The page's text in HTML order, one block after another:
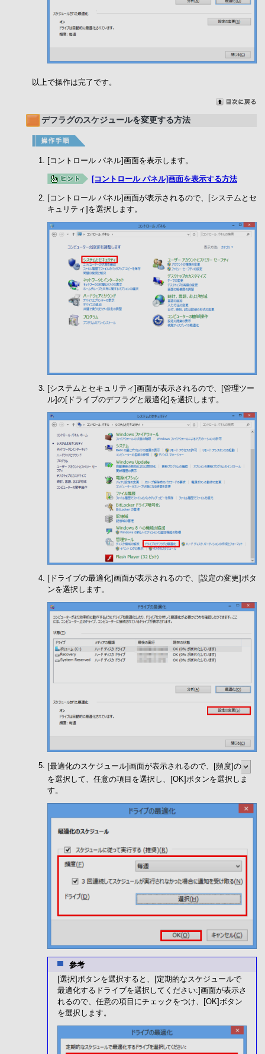
以上で操作は完了です。
デフラグのスケジュールを変更する方法
[コントロール パネル]画面を表示します。
[コントロール パネル]画面を表示する方法
[コントロール パネル]画面が表示されるので、[システムとセ
キュリティ]を選択します。
[システムとセキュリティ]画面が表示されるので、[管理ツー
ル]の[ドライブのデフラグと最適化]を選択します。
[ドライブの最適化]画面が表示されるので、[設定の変更]ボタ
ンを選択します。
[最適化のスケジュール]画面が表示されるので、[頻度]の
を選択して、任意の項目を選択し、[OK]ボタンを選択しま
す。
参考
[選択]ボタンを選択すると、[定期的なスケジュールで
最適化するドライブを選択してください:]画面が表示さ
れるので、任意の項目にチェックをつけ、[OK]ボタン
を選択します。